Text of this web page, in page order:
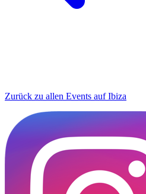
Zurück zu allen Events auf Ibiza